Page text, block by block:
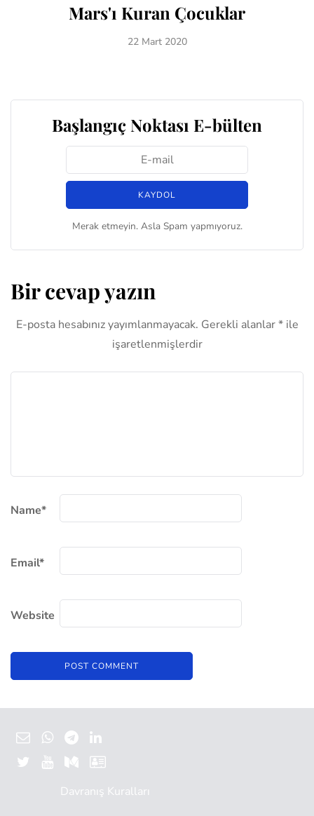
Mars'ı Kuran Çocuklar
22 Mart 2020
Başlangıç Noktası E-bülten
Merak etmeyin. Asla Spam yapmıyoruz.
Bir cevap yazın
E-posta hesabınız yayımlanmayacak. Gerekli alanlar*ile
işaretlenmişlerdir
Name*
Email*
Website
Davranış Kuralları